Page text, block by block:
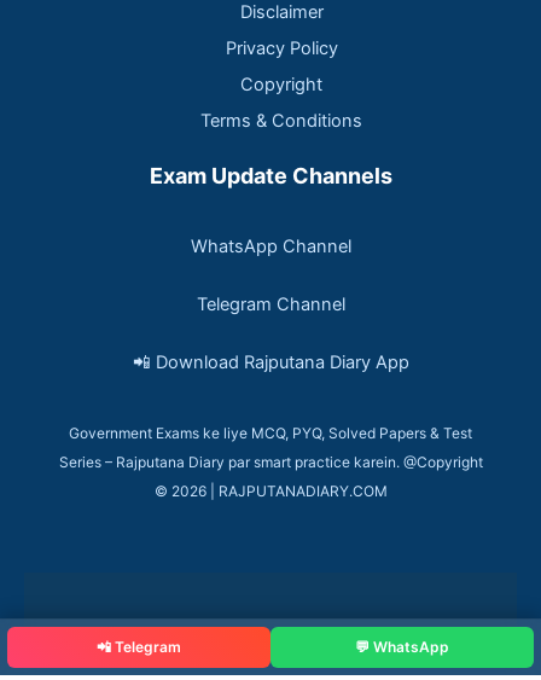
Disclaimer
Privacy Policy
Copyright
Terms & Conditions
Exam Update Channels
WhatsApp Channel
Telegram Channel
📲 Download Rajputana Diary App
Government Exams ke liye MCQ, PYQ, Solved Papers & Test
Series – Rajputana Diary par smart practice karein. @Copyright
© 2026 | RAJPUTANADIARY.COM
📲 Telegram 💬 WhatsApp